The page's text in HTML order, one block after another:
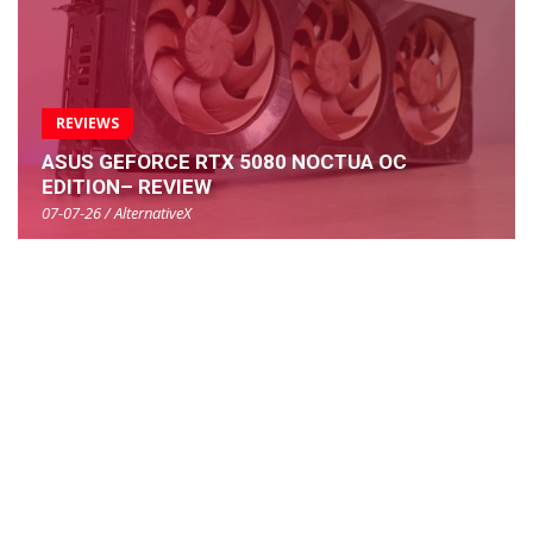
REVIEWS
ASUS GEFORCE RTX 5080 NOCTUA OC
EDITION– REVIEW
07-07-26 / AlternativeX